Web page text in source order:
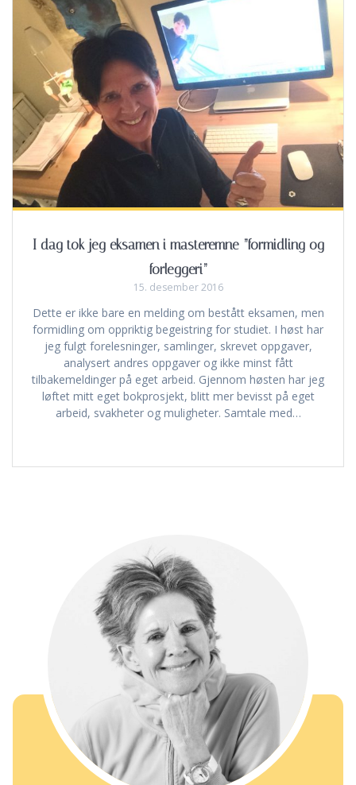
I dag tok jeg eksamen i masteremne ”formidling og
forleggeri”
15. desember 2016
Dette er ikke bare en melding om bestått eksamen, men
formidling om oppriktig begeistring for studiet. I høst har
jeg fulgt forelesninger, samlinger, skrevet oppgaver,
analysert andres oppgaver og ikke minst fått
tilbakemeldinger på eget arbeid. Gjennom høsten har jeg
løftet mitt eget bokprosjekt, blitt mer bevisst på eget
arbeid, svakheter og muligheter. Samtale med…